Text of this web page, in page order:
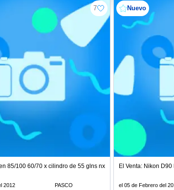
7
85/100 60/70 x cilindro de 55 glns nxtl:128*1840
2012 PASCO
Nuevo
El Venta: Nikon
el 05 de Febrero del